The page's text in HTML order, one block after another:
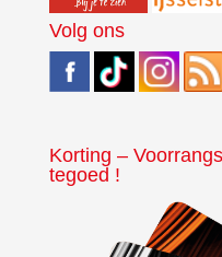
Volg ons
Korting –
tegoed !